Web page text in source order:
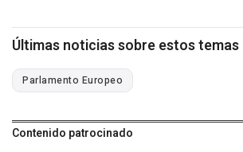
Últimas noticias sobre estos temas
Parlamento Europeo
Contenido patrocinado